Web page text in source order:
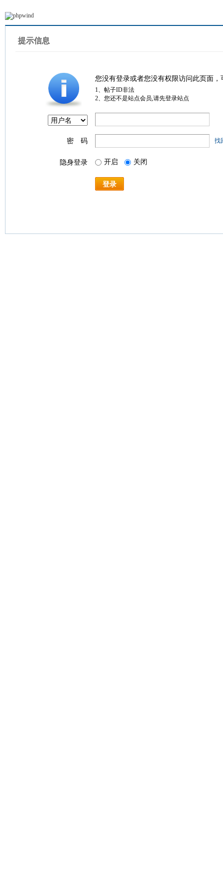
提示信息
您没有登录或者您没有权限访问此页面
1、帖子ID非法
2、您还不是站点会员,请先登录站点
密 码 找
隐身登录 开启 关闭
登录